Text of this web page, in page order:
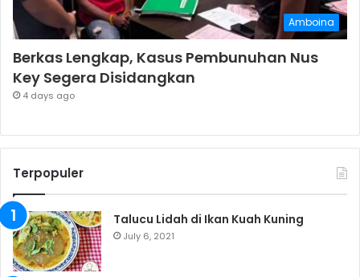
Amboina
Berkas Lengkap, Kasus Pembunuhan Nus
Key Segera Disidangkan
4 days ago
Terpopuler
Talucu Lidah di Ikan Kuah Kuning
July 6, 2021